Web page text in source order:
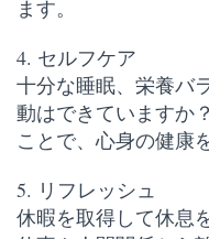
ます。
4. セルフケア
十分な睡眠、栄養バ
動はできていますか
ことで、心身の健康
5. リフレッシュ
休暇を取得して休息